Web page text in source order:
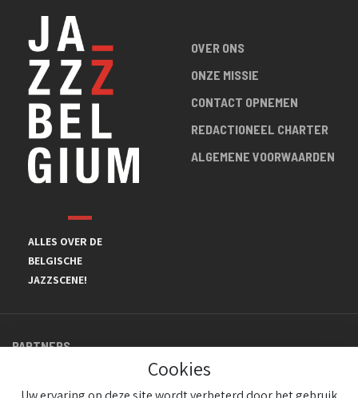
ALLES OVER DE
BELGISCHE
JAZZSCENE!
OVER ONS
ONZE MISSIE
CONTACT OPNEMEN
REDACTIONEEL CHARTER
ALGEMENE VOORWAARDEN
PARTNERS
Cookies